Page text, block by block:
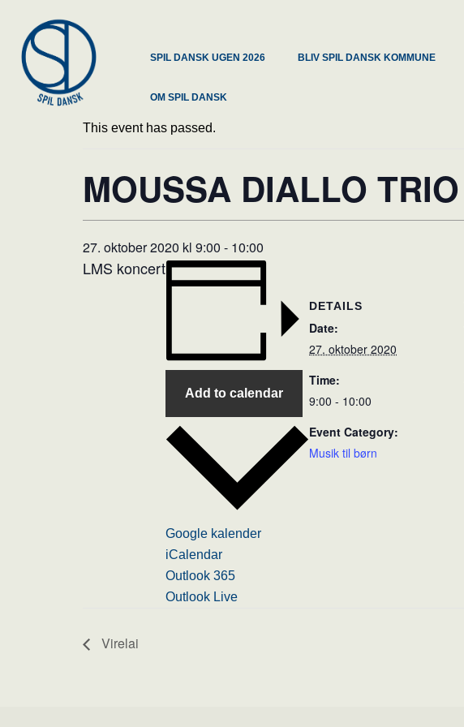
SPIL DANSK UGEN 2026 BLIV SPIL DANSK KOMMUNE
OM SPIL DANSK
This event has passed.
MOUSSA DIALLO TRIO
27. oktober 2020 kl 9:00 - 10:00
LMS koncert
Add to calendar
Google kalender
iCalendar
Outlook 365
Outlook Live
DETAILS
Date:
27. oktober 2020
Time:
9:00 - 10:00
Event Category:
Musik til børn
Virelai